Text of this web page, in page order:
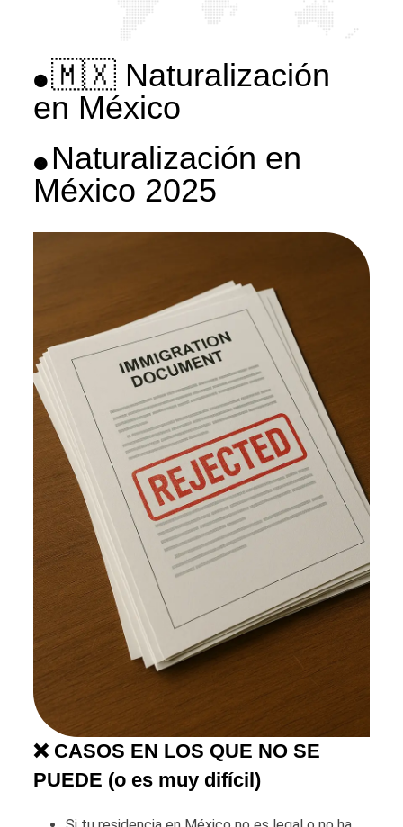
🟠 🇲🇽 Naturalización
en México
🟠 Naturalización en
México 2025
❌ CASOS EN LOS QUE NO SE
PUEDE (o es muy difícil)